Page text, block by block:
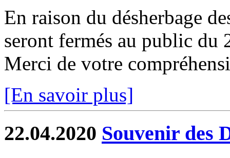
En raison du désherbage
seront fermés au public
Merci de votre
[En savoir plus]
22.04.2020 Souvenir des